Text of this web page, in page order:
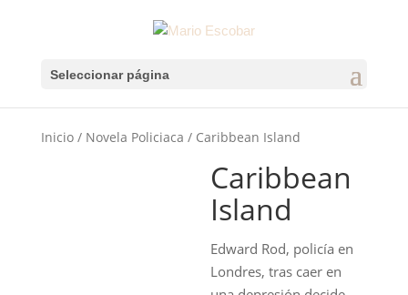
Seleccionar página
Inicio/ Novela Policiaca / Caribbean Island
Caribbean
Island
Edward Rod, policía en
Londres, tras caer en